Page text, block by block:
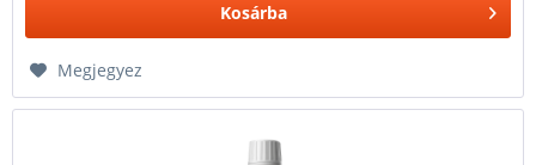
Kosárba
Megjegyez